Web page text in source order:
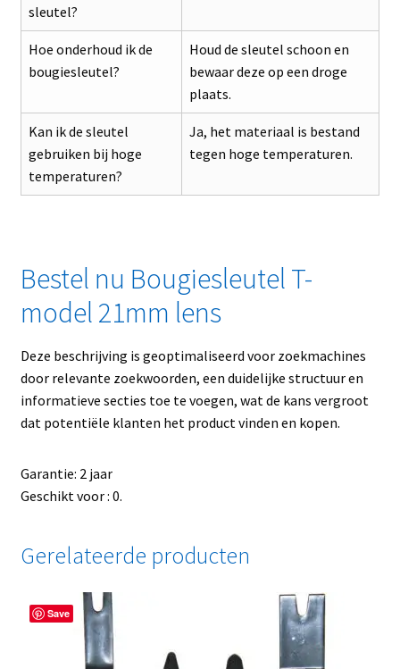
sleutel?
Hoe onderhoud ik de
bougiesleutel?
Houd de sleutel schoon en
bewaar deze op een droge
plaats.
Kan ik de sleutel
gebruiken bij hoge
temperaturen?
Ja, het materiaal is bestand
tegen hoge temperaturen.
Bestel nu Bougiesleutel T-
model 21mm lens
Deze beschrijving is geoptimaliseerd voor zoekmachines
door relevante zoekwoorden, een duidelijke structuur en
informatieve secties toe te voegen, wat de kans vergroot
dat potentiële klanten het product vinden en kopen.
Garantie: 2 jaar
Geschikt voor : 0.
Gerelateerde producten
Save